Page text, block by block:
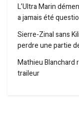
L’Ultra Marin
a jamais été
Sierre-Zinal sans
perdre une partie
Mathieu Blanchard
traileur